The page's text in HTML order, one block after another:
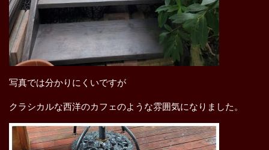
写真では分かりにくいですが
クラシカルな西洋のカフェのような雰囲気になりました。